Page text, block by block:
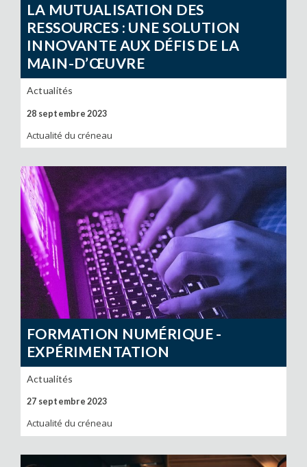
LA MUTUALISATION DES
RESSOURCES : UNE SOLUTION
INNOVANTE AUX DÉFIS DE LA
MAIN-D’ŒUVRE
Actualités
28 septembre 2023
Actualité du créneau
FORMATION NUMÉRIQUE -
EXPÉRIMENTATION
Actualités
27 septembre 2023
Actualité du créneau